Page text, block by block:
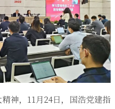
神，11月24日，国浩党建指